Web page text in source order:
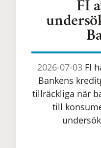
FI
2026-07-03 FI
Bankens
tillräckliga när
till